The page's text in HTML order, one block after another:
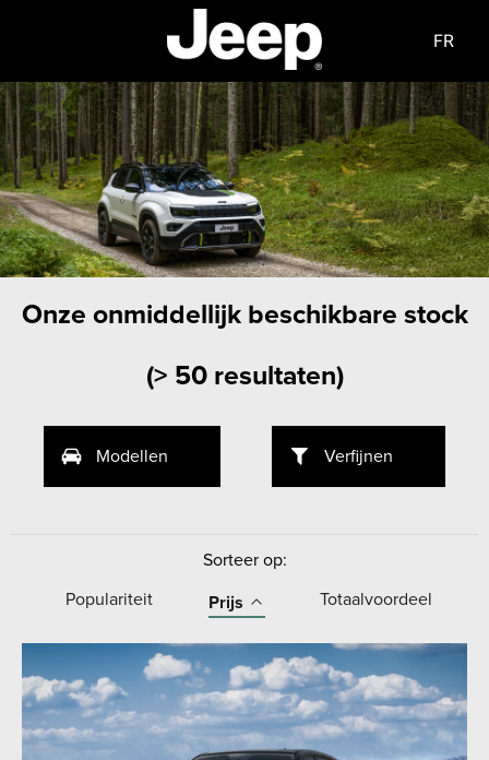
FR
Onze onmiddellijk beschikbare stock
(> 50 resultaten)
Modellen Verfijnen
Sorteer op:
Populariteit Prijs Totaalvoordeel